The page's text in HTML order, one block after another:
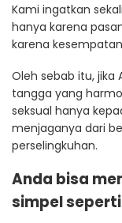
Kami ingatkan
hanya karena
karena
Oleh sebab itu, jika
tangga yang
seksual hanya
menjaganya dari
perselingkuhan.
Anda bisa
simpel